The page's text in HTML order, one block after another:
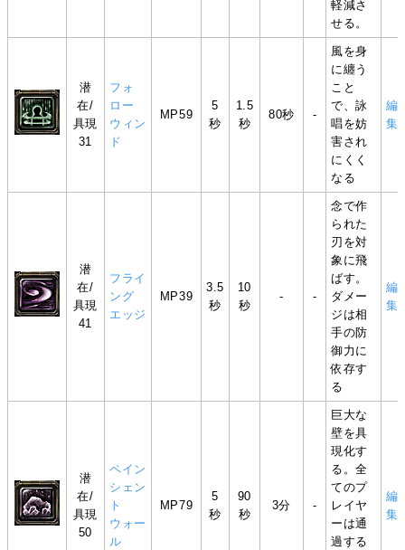
軽減さ
せる。
潜
在/
具現
31
フォ
ロー
ウィン
ド
MP59
5
秒
1.5
秒
80秒 -
風を身
に纏う
こと
で、詠
唱を妨
害され
にくく
なる
編
集
潜
在/
具現
41
フライ
ング
エッジ
MP39
3.5
秒
10
秒
- -
念で作
られた
刃を対
象に飛
ばす。
ダメー
ジは相
手の防
御力に
依存す
る
編
集
潜
在/
具現
50
ペイン
シェン
ト
ウォー
ル
MP79
5
秒
90
秒
3分 -
巨大な
壁を具
現化す
る。全
てのプ
レイヤ
ーは通
過する
編
集